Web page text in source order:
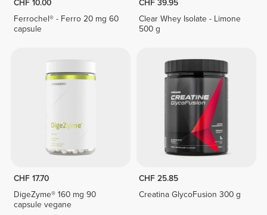
CHF 10.00
Ferrochel® - Ferro 20 mg 60
capsule
CHF 39.95
Clear Whey Isolate - Limone
500 g
CHF 17.70
DigeZyme® 160 mg 90
capsule vegane
CHF 25.85
Creatina GlycoFusion 300 g